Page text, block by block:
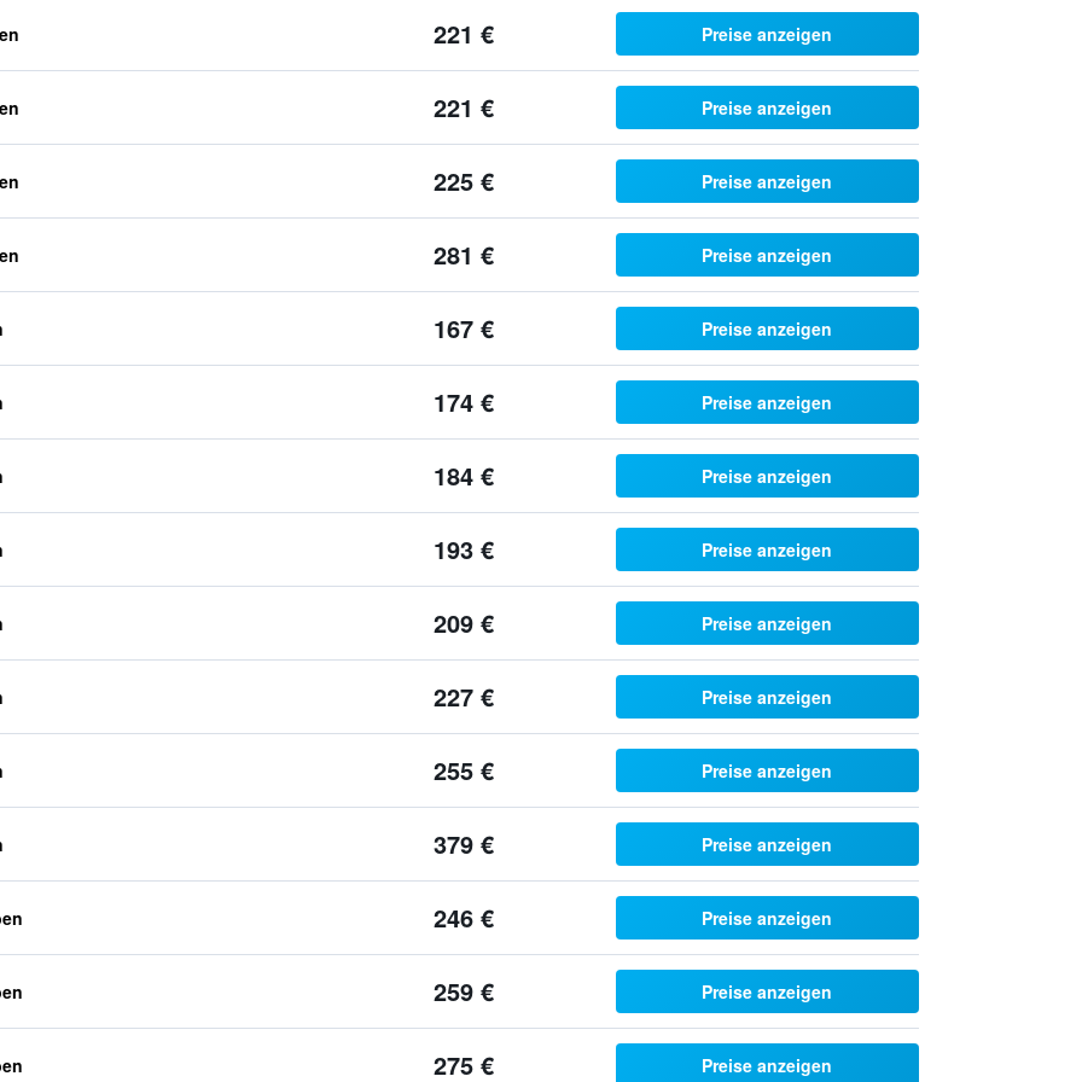
221 € Preise anzeigen
221 € Preise anzeigen
225 € Preise anzeigen
281 € Preise anzeigen
167 € Preise anzeigen
174 € Preise anzeigen
184 € Preise anzeigen
193 € Preise anzeigen
209 € Preise anzeigen
227 € Preise anzeigen
255 € Preise anzeigen
379 € Preise anzeigen
246 € Preise anzeigen
259 € Preise anzeigen
275 € Preise anzeigen